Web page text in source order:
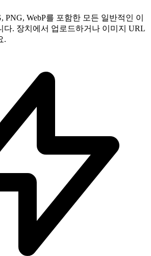
PNG, WebP를 포함한 모든 일반적인 이
다. 장치에서 업로드하거나 이미지 URL
.